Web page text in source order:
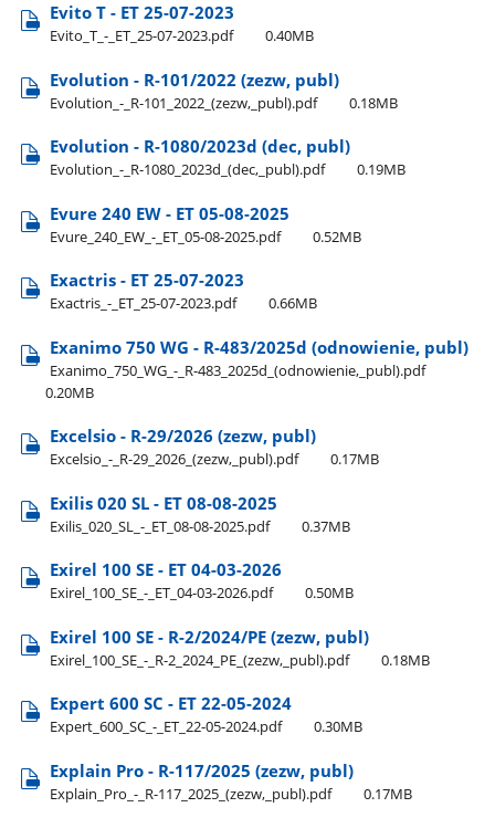
Evito T - ET 25-07-2023
Evito​_T​_-​_ET​_25-07-2023.pdf 0.40MB
Evolution - R-101/2022 (zezw, publ)
Evolution​_-​_R-101​_2022​_(zezw,​_publ).pdf 0.18MB
Evolution - R-1080/2023d (dec, publ)
Evolution​_-​_R-1080​_2023d​_(dec,​_publ).pdf 0.19MB
Evure 240 EW - ET 05-08-2025
Evure​_240​_EW​_-​_ET​_05-08-2025.pdf 0.52MB
Exactris - ET 25-07-2023
Exactris​_-​_ET​_25-07-2023.pdf 0.66MB
Exanimo 750 WG - R-483/2025d (odnowienie, publ)
Exanimo​_750​_WG​_-​_R-483​_2025d​_(odnowienie,​_publ).pdf
0.20MB
Excelsio - R-29/2026 (zezw, publ)
Excelsio​_-​_R-29​_2026​_(zezw,​_publ).pdf 0.17MB
Exilis 020 SL - ET 08-08-2025
Exilis​_020​_SL​_-​_ET​_08-08-2025.pdf 0.37MB
Exirel 100 SE - ET 04-03-2026
Exirel​_100​_SE​_-​_ET​_04-03-2026.pdf 0.50MB
Exirel 100 SE - R-2/2024/PE (zezw, publ)
Exirel​_100​_SE​_-​_R-2​_2024​_PE​_(zezw,​_publ).pdf 0.18MB
Expert 600 SC - ET 22-05-2024
Expert​_600​_SC​_-​_ET​_22-05-2024.pdf 0.30MB
Explain Pro - R-117/2025 (zezw, publ)
Explain​_Pro​_-​_R-117​_2025​_(zezw,​_publ).pdf 0.17MB